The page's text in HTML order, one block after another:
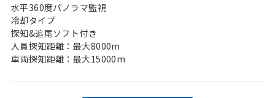
水平360度パノラマ監視
冷却タイプ
探知&追尾ソフト付き
人員探知距離：最大8000m
車両探知距離：最大15000m